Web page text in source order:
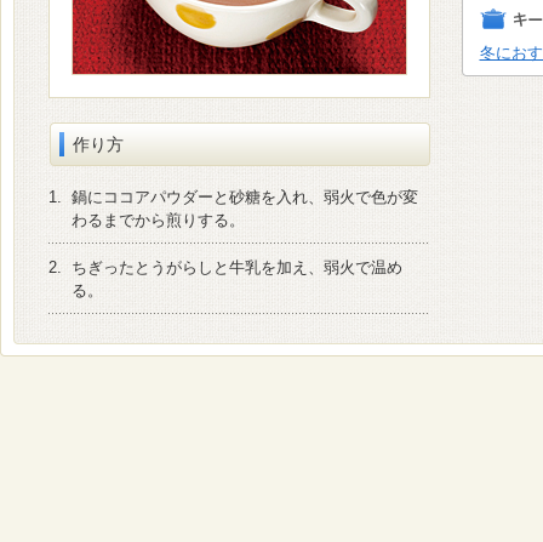
作り方
1. 鍋にココアパウダーと砂糖を入れ、弱火で色が変
わるまでから煎りする。
2.
ちぎったとうがらしと牛乳を加え、弱火で温め
る。
冬にお